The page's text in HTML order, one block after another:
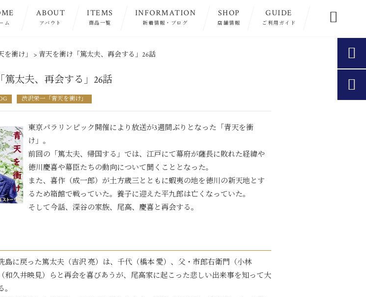
ム
ABOUT
アバウト
ITEMS
商品一覧
INFORMATION
新着情報・ブログ
SHOP
店舗情報
GUIDE
ご利用ガイド 
衝け」 > 青天を衝け「篤太夫、再会する」26話
篤太夫、再会する」26話
渋沢栄一「青天を衝け」
東京パラリンピック開催により放送が3週間ぶりとなった「青天を衝
け」。
前回の「篤太夫、帰国する」では、江戸にて幕府が薩長に敗れた経緯や
徳川慶喜や幕臣たちの動向について聞くこととなった。
また、喜作（成一郎）が土方歳三とともに蝦夷の地を徳川の新天地とす
るため箱館で戦っていた。養子に迎えた平九郎は亡くなっていた。
そして今話、深谷の家族、尾高、慶喜と再会する。
島に戻った篤太夫（吉沢 亮）は、千代（橋本 愛）、父・市郎右衛門（小林
和久井映見）らと再会を喜びあうが、尾高家に起こった悲しい出来事を知って大

